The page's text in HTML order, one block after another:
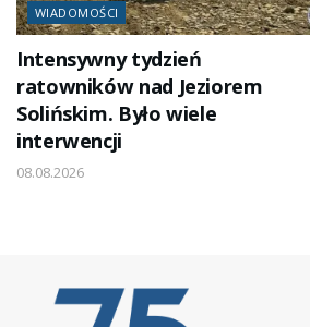
WIADOMOŚCI
Intensywny tydzień
ratowników nad Jeziorem
Solińskim. Było wiele
interwencji
08.08.2026